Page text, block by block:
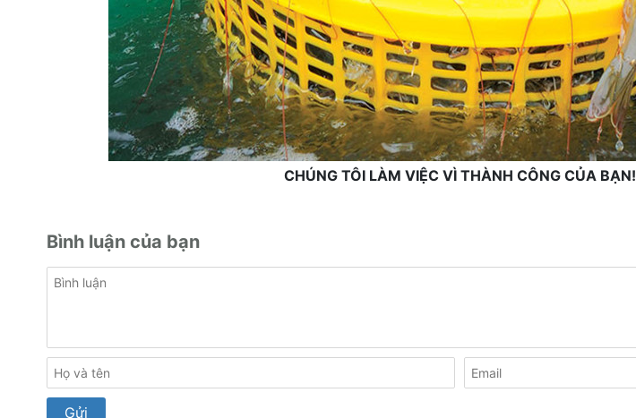
CHÚNG TÔI LÀM VIỆC VÌ THÀNH CÔNG CỦA BẠN!
Bình luận của bạn